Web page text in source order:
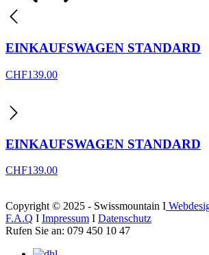
EINKAUFSWAGEN STANDARD
CHF139.00
EINKAUFSWAGEN STANDARD
CHF139.00
Copyright © 2025 - Swissmountain I
F.A.Q I Impressum I Datenschutz
Rufen Sie an: 079 450 10 47